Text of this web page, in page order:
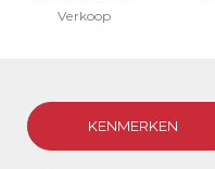
Verkoop
KENMERKEN